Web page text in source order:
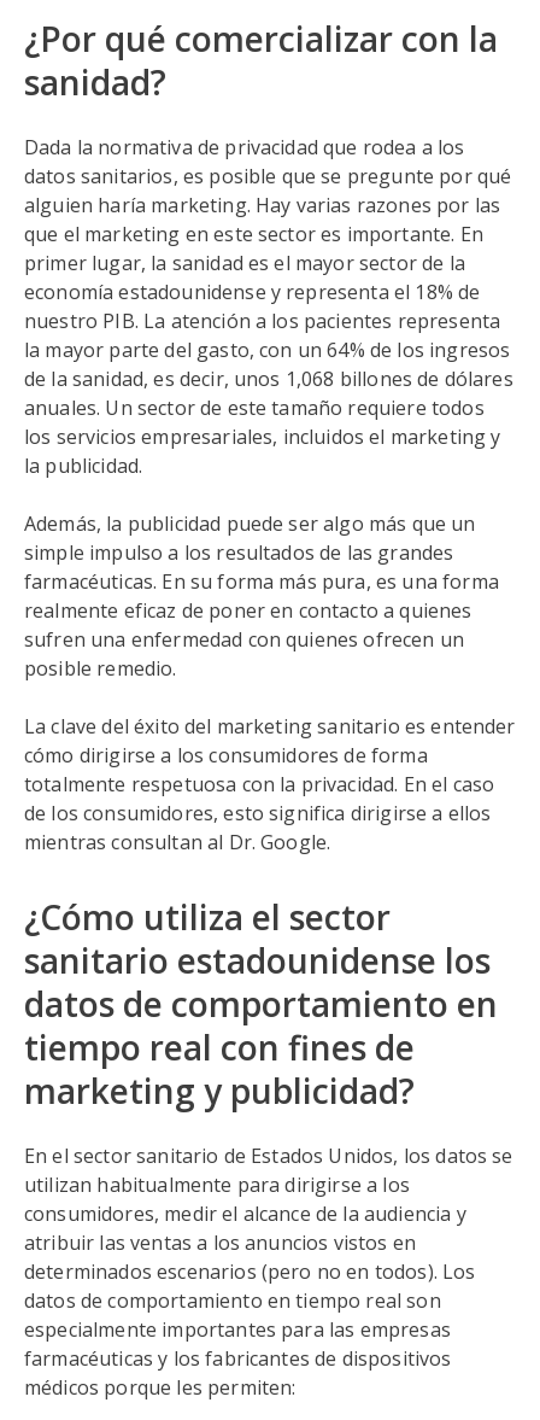
¿Por qué comercializar con la
sanidad?
Dada la normativa de privacidad que rodea a los
datos sanitarios, es posible que se pregunte por qué
alguien haría marketing. Hay varias razones por las
que el marketing en este sector es importante. En
primer lugar, la sanidad es el mayor sector de la
economía estadounidense y representa el 18% de
nuestro PIB. La atención a los pacientes representa
la mayor parte del gasto, con un 64% de los ingresos
de la sanidad, es decir, unos 1,068 billones de dólares
anuales. Un sector de este tamaño requiere todos
los servicios empresariales, incluidos el marketing y
la publicidad.
Además, la publicidad puede ser algo más que un
simple impulso a los resultados de las grandes
farmacéuticas. En su forma más pura, es una forma
realmente eficaz de poner en contacto a quienes
sufren una enfermedad con quienes ofrecen un
posible remedio.
La clave del éxito del marketing sanitario es entender
cómo dirigirse a los consumidores de forma
totalmente respetuosa con la privacidad. En el caso
de los consumidores, esto significa dirigirse a ellos
mientras consultan al Dr. Google.
¿Cómo utiliza el sector
sanitario estadounidense los
datos de comportamiento en
tiempo real con fines de
marketing y publicidad?
En el sector sanitario de Estados Unidos, los datos se
utilizan habitualmente para dirigirse a los
consumidores, medir el alcance de la audiencia y
atribuir las ventas a los anuncios vistos en
determinados escenarios (pero no en todos). Los
datos de comportamiento en tiempo real son
especialmente importantes para las empresas
farmacéuticas y los fabricantes de dispositivos
médicos porque les permiten: